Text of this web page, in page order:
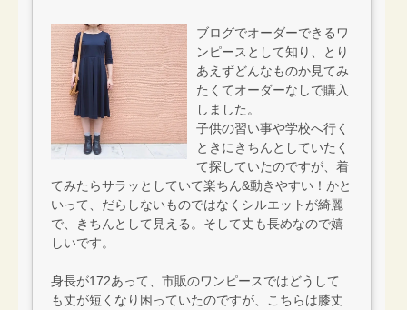
ブログでオーダーできるワ
ンピースとして知り、とり
あえずどんなものか見てみ
たくてオーダーなしで購入
しました。
子供の習い事や学校へ行く
ときにきちんとしていたく
て探していたのですが、着
てみたらサラッとしていて楽ちん&動きやすい！かと
いって、だらしないものではなくシルエットが綺麗
で、きちんとして見える。そして丈も長めなので嬉
しいです。
身長が172あって、市販のワンピースではどうして
も丈が短くなり困っていたのですが、こちらは膝丈